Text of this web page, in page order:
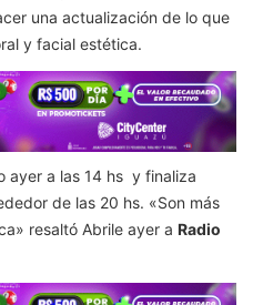
una actualización de lo que
y facial estética.
ayer a las 14 hs y finaliza
de las 20 hs. «Son más
resaltó Abrile ayer a Radio